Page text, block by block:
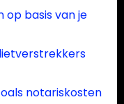
op basis van je
notariskosten